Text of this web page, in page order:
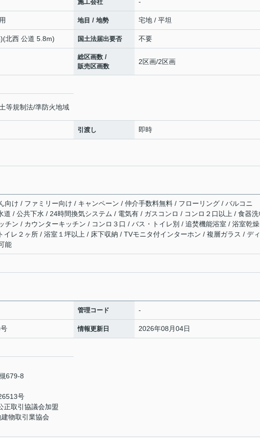
施工会社 -
地目 / 地勢 宅地 / 平坦
北西 公道 5.8m) 国土法届出要否 不要
総区画数 /
販売区画数
2区画/2区画
等規制法/準防火地域
引渡し 即時
向け / ファミリー向け / キャンペーン / 仲介手数料無料 / フローリング / バルコニ
道 / 公共下水 / 24時間換気システム / 電気有 / ガスコンロ / コンロ２口以上 / 食器洗
チン / カウンターキッチン / コンロ３口 / バス・トイレ別 / 追焚機能浴室 / 浴室乾燥
イレ２ヶ所 / 浴室１坪以上 / 床下収納 / TVモニタ付インターホン / 複層ガラス / デ
能
管理コード -
情報更新日 2026年08月04日
679-8
号
正取引協議会加盟
建物取引業協会